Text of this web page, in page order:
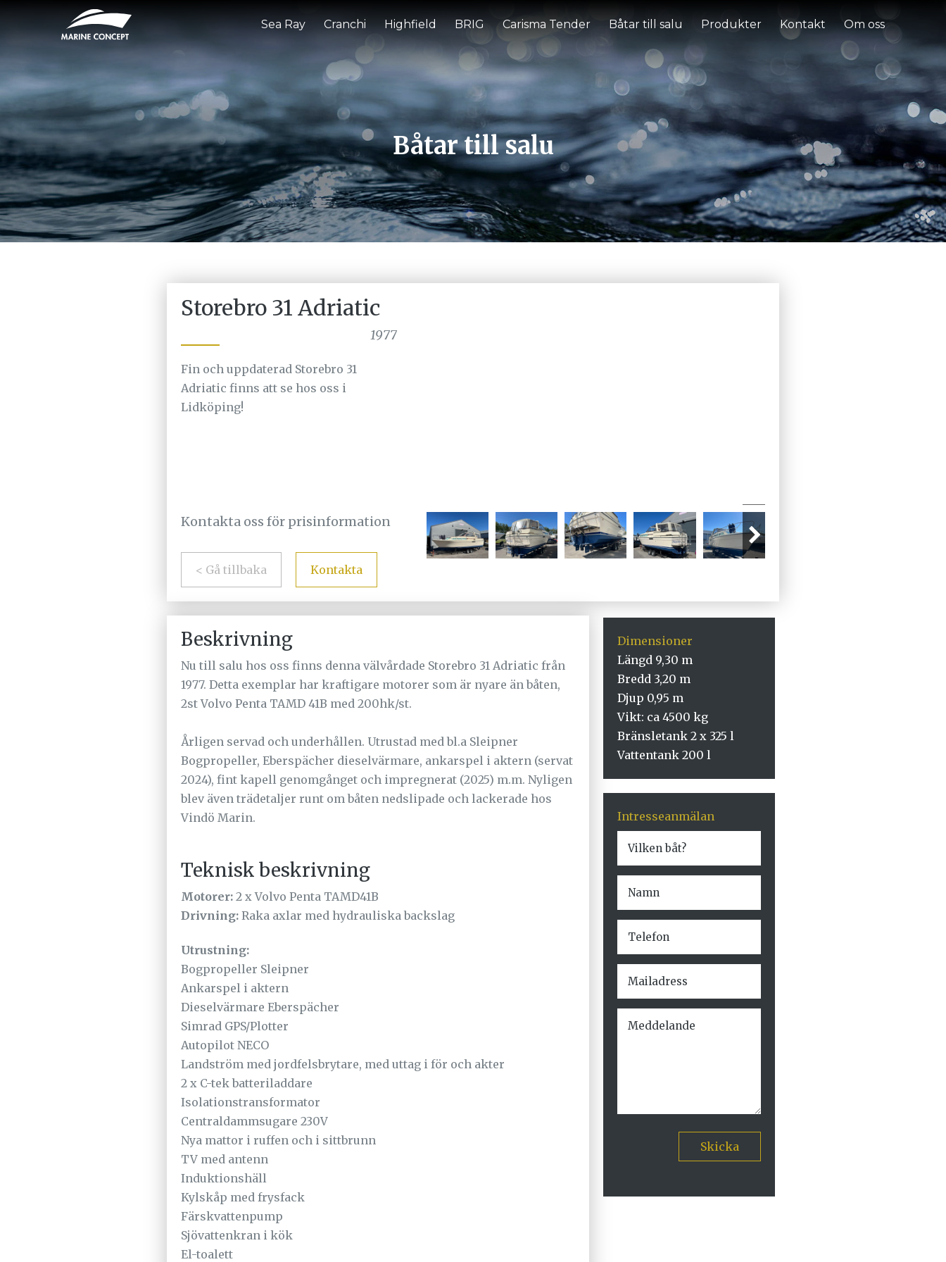
Sea Ray Cranchi Highfield BRIG Carisma Tender Båtar till salu Produkter Kontakt Om oss
Båtar till salu
Storebro 31 Adriatic
1977
Fin och uppdaterad Storebro 31
Adriatic finns att se hos oss i
Lidköping!
Kontakta oss för prisinformation
< Gå tillbaka Kontakta
Beskrivning
Nu till salu hos oss finns denna välvårdade Storebro 31 Adriatic från
1977. Detta exemplar har kraftigare motorer som är nyare än båten,
2st Volvo Penta TAMD 41B med 200hk/st.
Årligen servad och underhållen. Utrustad med bl.a Sleipner
Bogpropeller, Eberspächer dieselvärmare, ankarspel i aktern (servat
2024), fint kapell genomgånget och impregnerat (2025) m.m. Nyligen
blev även trädetaljer runt om båten nedslipade och lackerade hos
Vindö Marin.
Teknisk beskrivning
Motorer: 2 x Volvo Penta TAMD41B
Drivning: Raka axlar med hydrauliska backslag
Utrustning:
Bogpropeller Sleipner
Ankarspel i aktern
Dieselvärmare Eberspächer
Simrad GPS/Plotter
Autopilot NECO
Landström med jordfelsbrytare, med uttag i för och akter
2 x C-tek batteriladdare
Isolationstransformator
Centraldammsugare 230V
Nya mattor i ruffen och i sittbrunn
TV med antenn
Induktionshäll
Kylskåp med frysfack
Färskvattenpump
Sjövattenkran i kök
El-toalett
Dimensioner
Längd 9,30 m
Bredd 3,20 m
Djup 0,95 m
Vikt: ca 4500 kg
Bränsletank 2 x 325 l
Vattentank 200 l
Intresseanmälan
Skicka